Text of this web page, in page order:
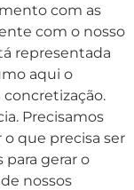
com as
com o nosso
representada
aqui o
Precisamos
que precisa ser
para gerar o
nossos